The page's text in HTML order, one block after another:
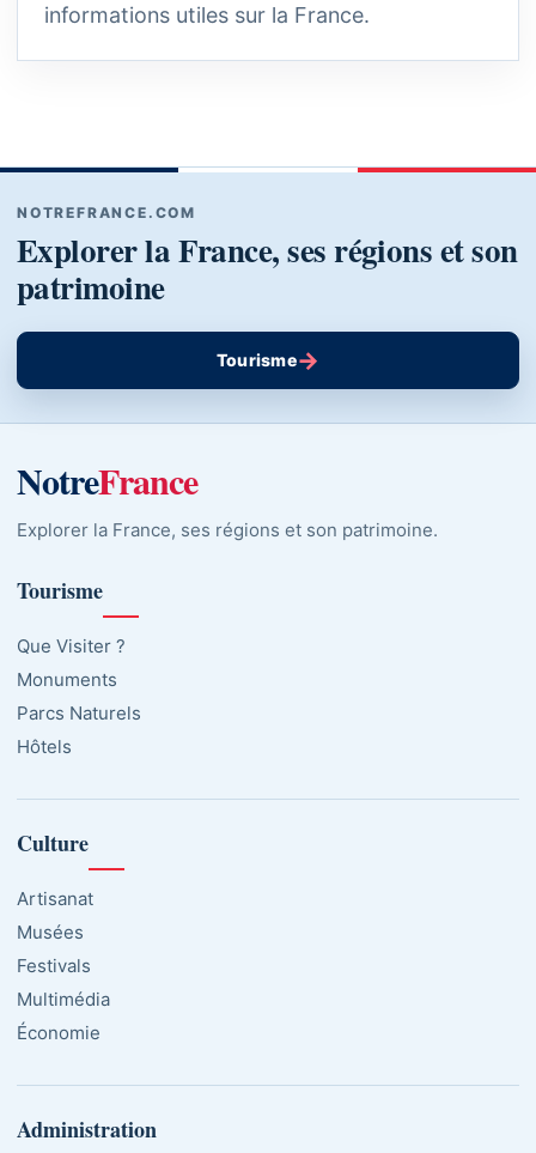
informations utiles sur la France.
NOTREFRANCE.COM
Explorer la France, ses régions et son
patrimoine
Tourisme→
NotreFrance
Explorer la France, ses régions et son patrimoine.
Tourisme
Que Visiter ?
Monuments
Parcs Naturels
Hôtels
Culture
Artisanat
Musées
Festivals
Multimédia
Économie
Administration